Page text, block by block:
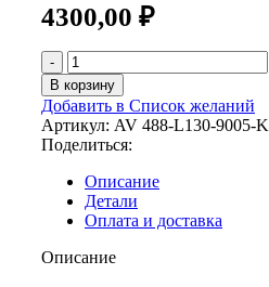
4300,00 ₽
В корзину
Добавить в Список желаний
Артикул: AV 488-L130-9005-K
Поделиться:
Описание
Детали
Оплата и доставка
Описание